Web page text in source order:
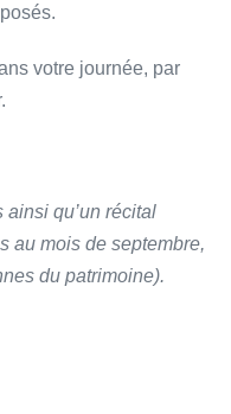
votre journée, par
qu’un récital
au mois de septembre,
du patrimoine).